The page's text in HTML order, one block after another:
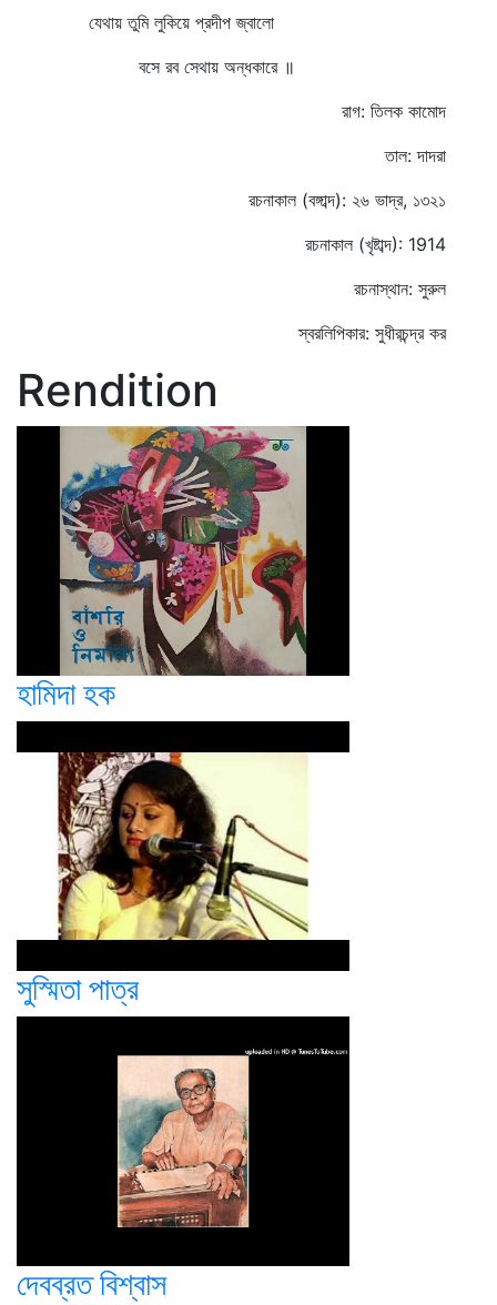
যেথায় তুমি লুকিয়ে প্রদীপ জ্বালো
বসে রব সেথায় অন্ধকারে ॥
রাগ: তিলক কামোদ
তাল: দাদরা
রচনাকাল (বঙ্গাব্দ): ২৬ ভাদ্র, ১৩২১
রচনাকাল (খৃষ্টাব্দ): 1914
রচনাস্থান: সুরুল
স্বরলিপিকার: সুধীরচন্দ্র কর
Rendition
হামিদা হক
সুস্মিতা পাত্র
দেবব্রত বিশ্বাস